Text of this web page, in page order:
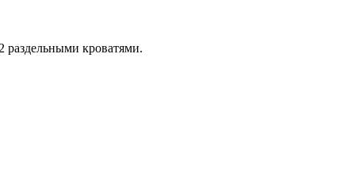
раздельными кроватями.